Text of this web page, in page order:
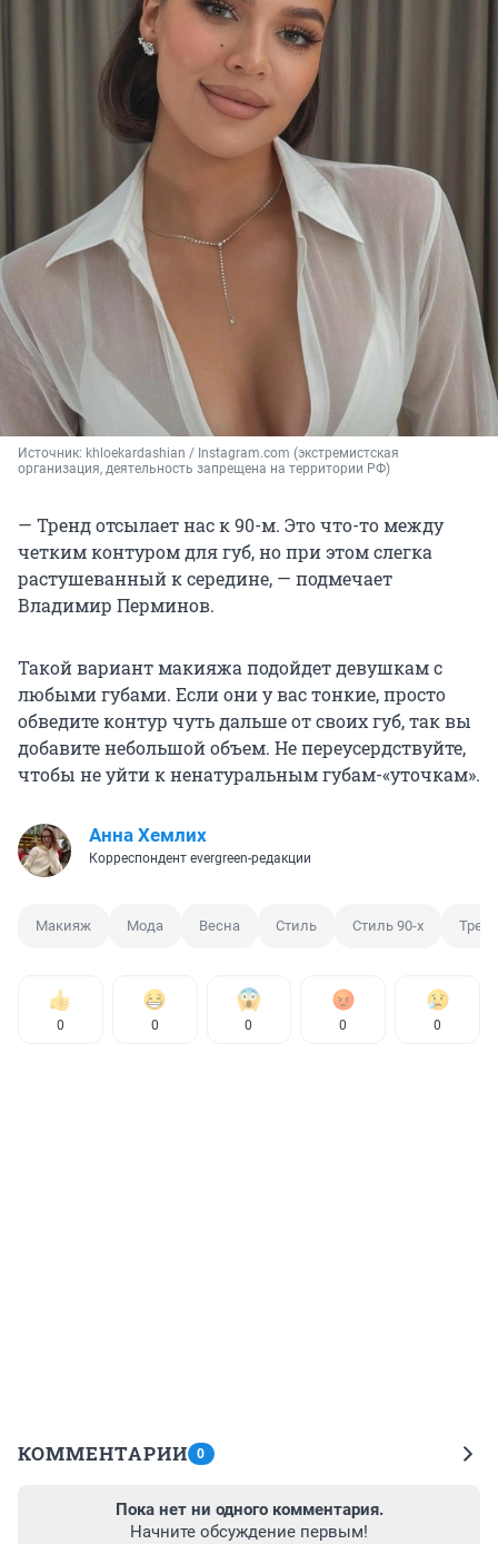
Источник: khloekardashian / Instagram.com (экстремистская
организация, деятельность запрещена на территории РФ)
— Тренд отсылает нас к 90-м. Это что-то между
четким контуром для губ, но при этом слегка
растушеванный к середине, — подмечает
Владимир Перминов.
Такой вариант макияжа подойдет девушкам с
любыми губами. Если они у вас тонкие, просто
обведите контур чуть дальше от своих губ, так вы
добавите небольшой объем. Не переусердствуйте,
чтобы не уйти к ненатуральным губам-«уточкам».
Анна Хемлих
Корреспондент evergreen-редакции
Макияж Мода Весна Стиль Стиль 90-х
0 0 0 0 0
КОММЕНТАРИИ 0
Пока нет ни одного комментария.
Начните обсуждение первым!